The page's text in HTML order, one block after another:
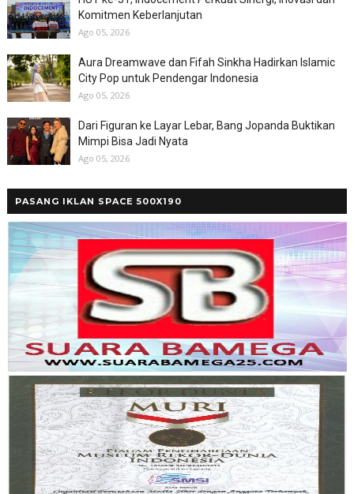
Komitmen Keberlanjutan
Ago 05, 2026
Aura Dreamwave dan Fifah Sinkha Hadirkan Islamic
City Pop untuk Pendengar Indonesia
Ago 05, 2026
Dari Figuran ke Layar Lebar, Bang Jopanda Buktikan
Mimpi Bisa Jadi Nyata
Ago 05, 2026
PASANG IKLAN SPACE 500X190